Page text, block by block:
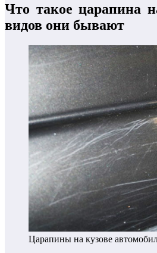
Что такое царапина
видов они бывают
Царапины на кузове